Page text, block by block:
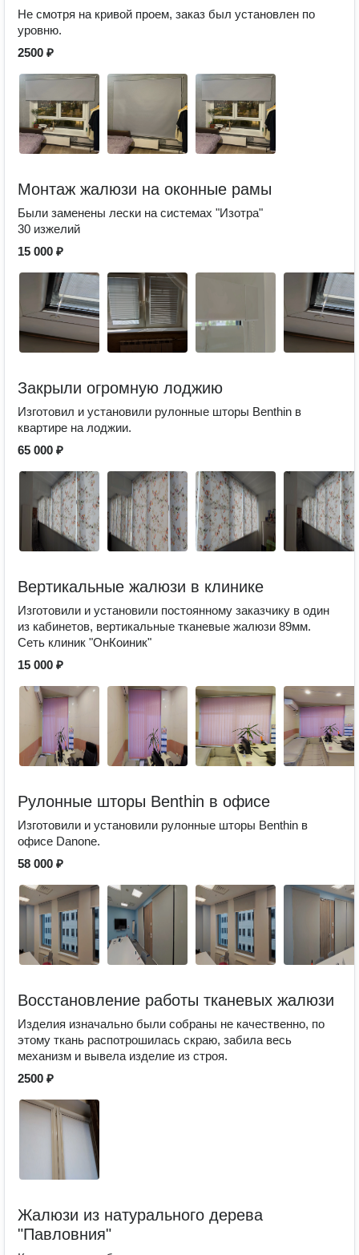
Не смотря на кривой проем, заказ был установлен по
уровню.
2500 ₽
Монтаж жалюзи на оконные рамы
Были заменены лески на системах "Изотра"
30 изжелий
15 000 ₽
Закрыли огромную лоджию
Изготовил и установили рулонные шторы Benthin в
квартире на лоджии.
65 000 ₽
Вертикальные жалюзи в клинике
Изготовили и установили постоянному заказчику в один
из кабинетов, вертикальные тканевые жалюзи 89мм.
Сеть клиник "ОнКоиник"
15 000 ₽
Рулонные шторы Benthin в офисе
Изготовили и установили рулонные шторы Benthin в
офисе Danone.
58 000 ₽
Восстановление работы тканевых жалюзи
Изделия изначально были собраны не качественно, по
этому ткань распотрошилась скраю, забила весь
механизм и вывела изделие из строя.
2500 ₽
Жалюзи из натурального дерева
"Павловния"